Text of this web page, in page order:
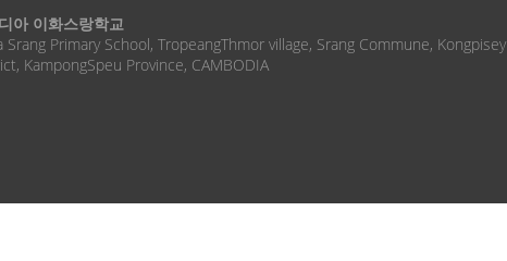
아 이화스랑학교
Srang Primary School, TropeangThmor village, Srang Commune, Kongpisey
KampongSpeu Province, CAMBODIA